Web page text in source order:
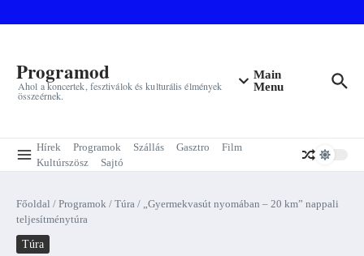
Programod
Ahol a koncertek, fesztiválok és kulturális élmények
összeérnek.
Main
Menu
Hírek Programok Szállás Gasztro
Film
Kultúrszösz
Sajtó
Főoldal / Programok / Túra / „Gyermekvasút nyomában – 20 km” nappali
teljesítménytúra
Túra